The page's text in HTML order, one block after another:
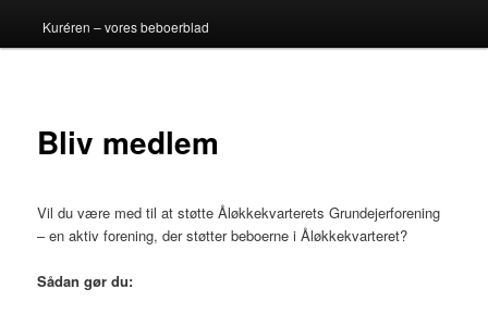
Kuréren – vores beboerblad
Bliv medlem
Vil du være med til at støtte Åløkkekvarterets Grundejerforening
– en aktiv forening, der støtter beboerne i Åløkkekvarteret?
Sådan gør du: